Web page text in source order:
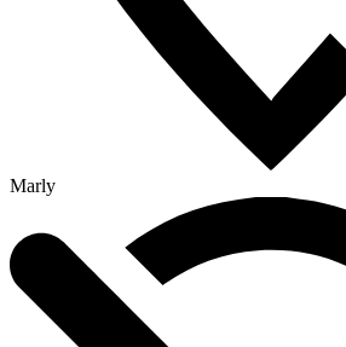
Marly